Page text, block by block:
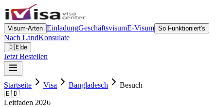
Visum-Arten EinladungGeschäftsvisumE-Visum So Funktioniert's
Nach LandKonsulate
🇩🇪de
Jetzt Bestellen
Startseite Visa Bangladesch
Besuch
🇧🇩
Leitfaden 2026